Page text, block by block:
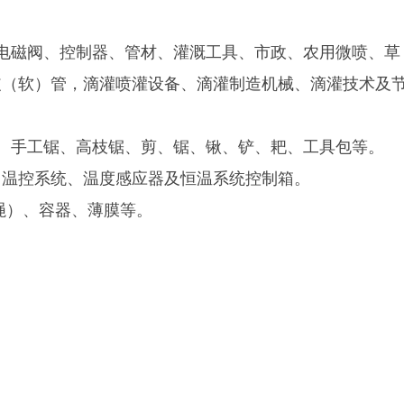
磁阀、控制器、管材、灌溉工具、市政、农用微喷、草
软）管，滴灌喷灌设备、滴灌制造机械、滴灌技术及
工锯、高枝锯、剪、锯、锹、铲、耙、工具包等。
控系统、温度感应器及恒温系统控制箱。
、容器、薄膜等。